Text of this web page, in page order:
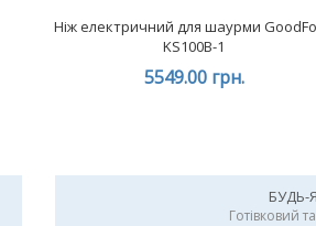
Ніж електричний для шаурми
KS100B-1
5549.00 грн.
Готівковий